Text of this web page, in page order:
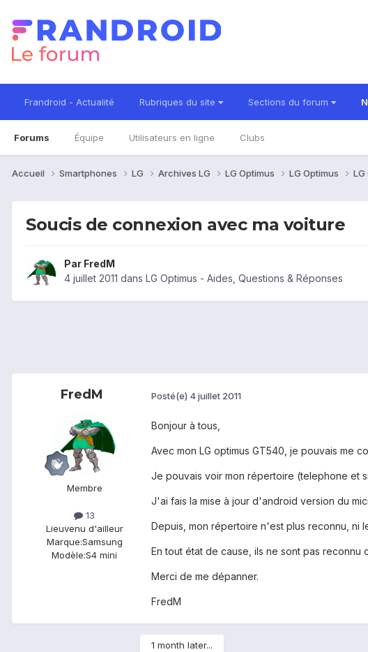
Frandroid - Actualité Rubriques du site Sections du forum
Forums Équipe Utilisateurs en ligne Clubs
Accueil Smartphones LG Archives LG LG Optimus LG Optimus LG
Soucis de connexion avec ma voiture
Par FredM
4 juillet 2011 dans LG Optimus - Aides, Questions & Réponses
FredM
Membre
13
Lieuvenu d'ailleur
Marque:Samsung
Modèle:S4 mini
Posté(e) 4 juillet 2011
Bonjour à tous,
Avec mon LG optimus GT540, je pouvais me
Je pouvais voir mon répertoire (telephone et
J'ai fais la mise à jour d'android version du
Depuis, mon répertoire n'est plus reconnu, ni
En tout état de cause, ils ne sont pas reconnu
Merci de me dépanner.
FredM
1 month later...